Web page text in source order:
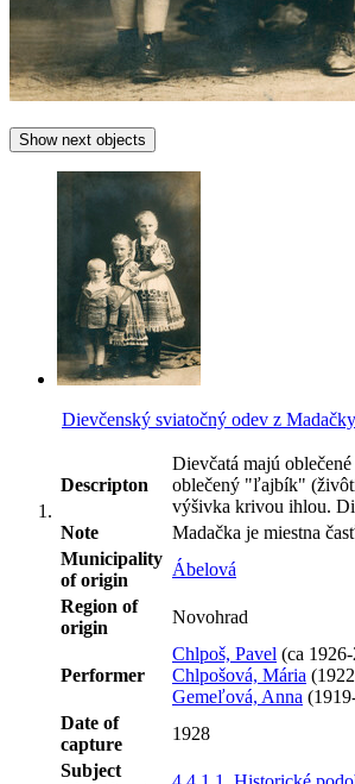
Show next objects
Dievčenský sviatočný odev z Madačky
Descripton
Dievčatá majú
oblečený "ľajbík"
výšivka krivou ihlou.
Note
Madačka je miestna
Municipality
of origin
Ábelová
Region of
origin
Novohrad
Performer
Chlpoš, Pavel (ca
Chlpošová, Mária
Gemeľová, Anna
Date of
capture
1928
Subject